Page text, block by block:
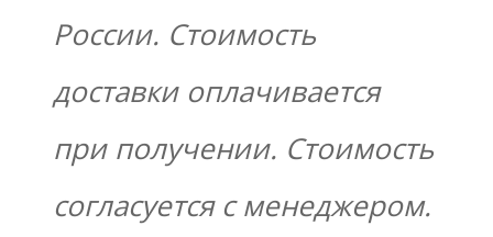
России. Стоимость
доставки оплачивается
при получении. Стоимость
согласуется с менеджером.